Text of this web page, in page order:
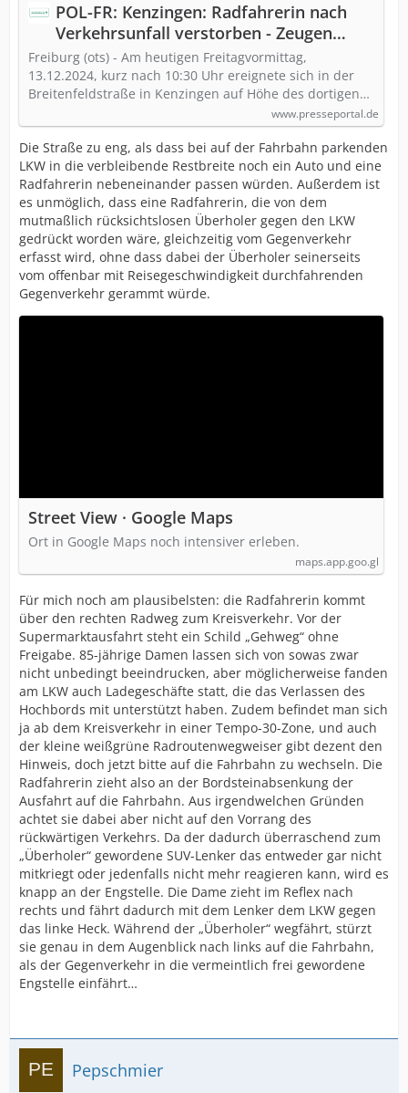
POL-FR: Kenzingen: Radfahrerin nach
Verkehrsunfall verstorben - Zeugen
gesucht
Freiburg (ots) - Am heutigen Freitagvormittag,
13.12.2024, kurz nach 10:30 Uhr ereignete sich in der
Breitenfeldstraße in Kenzingen auf Höhe des dortigen…
www.presseportal.de
Die Straße zu eng, als dass bei auf der Fahrbahn parkenden
LKW in die verbleibende Restbreite noch ein Auto und eine
Radfahrerin nebeneinander passen würden. Außerdem ist
es unmöglich, dass eine Radfahrerin, die von dem
mutmaßlich rücksichtslosen Überholer gegen den LKW
gedrückt worden wäre, gleichzeitig vom Gegenverkehr
erfasst wird, ohne dass dabei der Überholer seinerseits
vom offenbar mit Reisegeschwindigkeit durchfahrenden
Gegenverkehr gerammt würde.
Street View · Google Maps
Ort in Google Maps noch intensiver erleben.
maps.app.goo.gl
Für mich noch am plausibelsten: die Radfahrerin kommt
über den rechten Radweg zum Kreisverkehr. Vor der
Supermarktausfahrt steht ein Schild „Gehweg“ ohne
Freigabe. 85-jährige Damen lassen sich von sowas zwar
nicht unbedingt beeindrucken, aber möglicherweise fanden
am LKW auch Ladegeschäfte statt, die das Verlassen des
Hochbords mit unterstützt haben. Zudem befindet man sich
ja ab dem Kreisverkehr in einer Tempo-30-Zone, und auch
der kleine weißgrüne Radroutenwegweiser gibt dezent den
Hinweis, doch jetzt bitte auf die Fahrbahn zu wechseln. Die
Radfahrerin zieht also an der Bordsteinabsenkung der
Ausfahrt auf die Fahrbahn. Aus irgendwelchen Gründen
achtet sie dabei aber nicht auf den Vorrang des
rückwärtigen Verkehrs. Da der dadurch überraschend zum
„Überholer“ gewordene SUV-Lenker das entweder gar nicht
mitkriegt oder jedenfalls nicht mehr reagieren kann, wird es
knapp an der Engstelle. Die Dame zieht im Reflex nach
rechts und fährt dadurch mit dem Lenker dem LKW gegen
das linke Heck. Während der „Überholer“ wegfährt, stürzt
sie genau in dem Augenblick nach links auf die Fahrbahn,
als der Gegenverkehr in die vermeintlich frei gewordene
Engstelle einfährt…
Pepschmier